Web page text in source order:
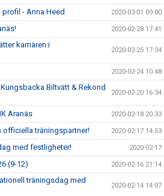
- Anna Heed 2020-03-01 09:00
2020-02-28 17:41
karriären i
2020-02-25 17:34
2020-02-24 10:48
Biltvätt & Rekond
2020-02-20 16:34
Aranäs 2020-02-18 20:33
officiella träningspartner! 2020-02-17 14:53
med festligheter! 2020-02-17
(9-12) 2020-02-16 21:14
träningsdag med
2020-02-14 14:07